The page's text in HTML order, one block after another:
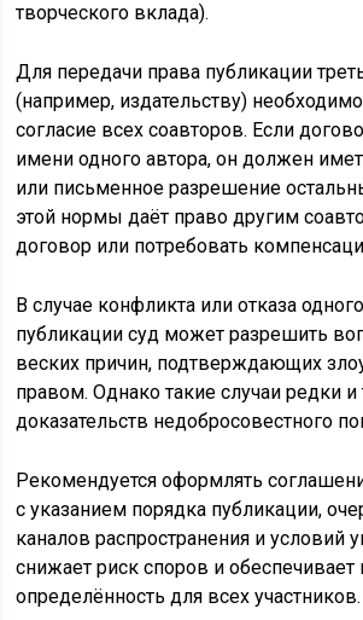
творческого вклада).
Для передачи права публикации
(например, издательству)
согласие всех соавторов. Если
имени одного автора, он должен
или письменное разрешение
этой нормы даёт право другим
договор или потребовать
В случае конфликта или отказа
публикации суд может разрешить
веских причин, подтверждающих
правом. Однако такие случаи редки и
доказательств недобросовестного
Рекомендуется оформлять
с указанием порядка публикации,
каналов распространения и условий
снижает риск споров и
определённость для всех участников.